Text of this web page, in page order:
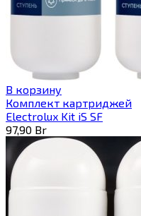
В корзину
Комплект картриджей
Electrolux Kit iS SF
97,90 Br